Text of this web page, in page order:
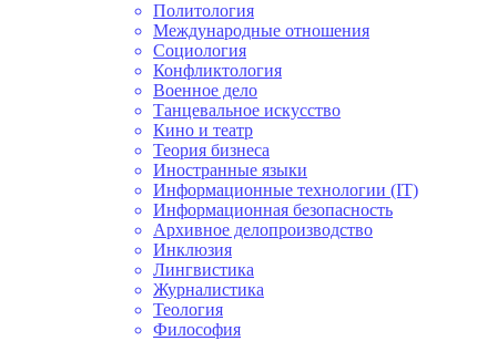
Политология
Международные отношения
Социология
Конфликтология
Военное дело
Танцевальное искусство
Кино и театр
Теория бизнеса
Иностранные языки
Информационные технологии (IT)
Информационная безопасность
Архивное делопроизводство
Инклюзия
Лингвистика
Журналистика
Теология
Философия